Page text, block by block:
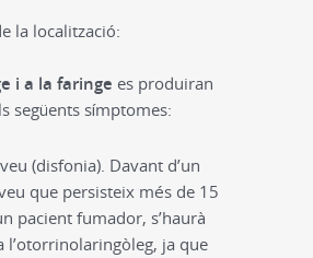
la localització:
i a la faringe es produiran
següents símptomes:
(disfonia). Davant d’un
que persisteix més de 15
pacient fumador, s’haurà
l’otorrinolaringòleg, ja que